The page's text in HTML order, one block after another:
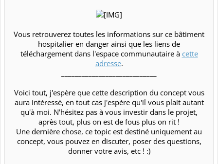
Vous retrouverez toutes les informations sur ce bâtiment
hospitalier en danger ainsi que les liens de
téléchargement dans l'espace communautaire à cette
adresse.​
Voici tout, j'espère que cette description du concept vous
aura intéressé, en tout cas j'espère qu'il vous plait autant
qu'à moi. N'hésitez pas à vous investir dans le projet,
après tout, plus on est de fous plus on rit !​
Une dernière chose, ce topic est destiné uniquement au
concept, vous pouvez en discuter, poser des questions,
donner votre avis, etc ! :)​